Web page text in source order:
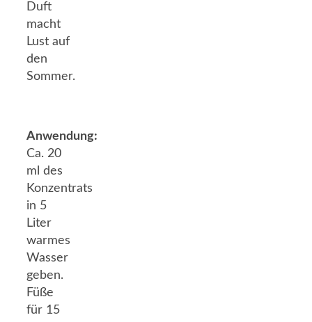
Duft
macht
Lust auf
den
Sommer.
Anwendung:
Ca. 20
ml des
Konzentrats
in 5
Liter
warmes
Wasser
geben.
Füße
für 15